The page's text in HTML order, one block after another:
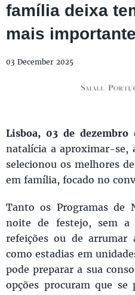
família deixa
mais importante
03 December 2025
Lisboa, 03 de dezembro
natalícia a aproximar-se,
selecionou os melhores
em família, focado no
Tanto os Programas de
noite de festejo, sem a
refeições ou de
como estadias em
pode preparar a sua
opções procuram que se